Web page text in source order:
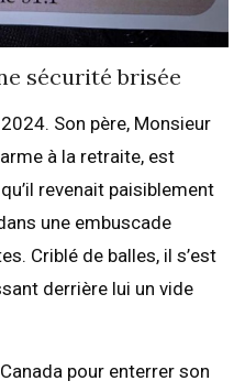
sécurité brisée
Son père, Monsieur
à la retraite, est
revenait paisiblement
une embuscade
Criblé de balles, il s’est
derrière lui un vide
pour enterrer son